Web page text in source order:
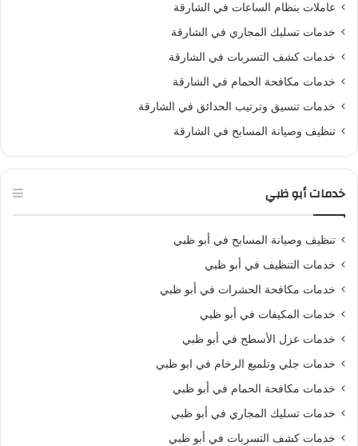
عاملات بنظام الساعات في الشارقة
خدمات تسليك المجاري في الشارقة
خدمات كشف التسربات في الشارقة
خدمات مكافحة الحمام في الشارقة
خدمات تنسيق وترتيب الحدائق في الشارقة
تنظيف وصيانة المسابح في الشارقة
خدمات أبو ظبي
تنظيف وصيانة المسابح في أبو ظبي
خدمات التنظيف في أبو ظبي
خدمات مكافحة الحشرات في أبو ظبي
خدمات المكيفات في أبو ظبي
خدمات عزل الأسطح في أبو ظبي
خدمات جلي وتلميع الرخام في ابو ظبي
خدمات مكافحة الحمام في أبو ظبي
خدمات تسليك المجاري في أبو ظبي
خدمات كشف التسربات في أبو ظبي